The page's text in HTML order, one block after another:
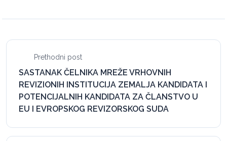
Prethodni post
SASTANAK ČELNIKA MREŽE VRHOVNIH
REVIZIONIH INSTITUCIJA ZEMALJA KANDIDATA I
POTENCIJALNIH KANDIDATA ZA ČLANSTVO U
EU I EVROPSKOG REVIZORSKOG SUDA